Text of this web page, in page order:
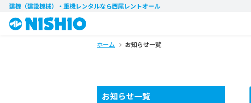
建機（建設機械）・重機レンタルなら西尾レントオール
ホーム お知らせ一覧
お知らせ一覧